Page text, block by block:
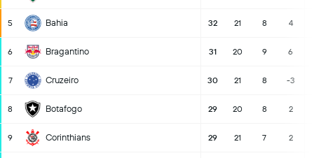
5 Bahia 32 21 8 4
6 Bragantino 31 20 9 6
7 Cruzeiro 30 21 8 -3
8 Botafogo 29 20 8 2
9 Corinthians 29 21 7 2